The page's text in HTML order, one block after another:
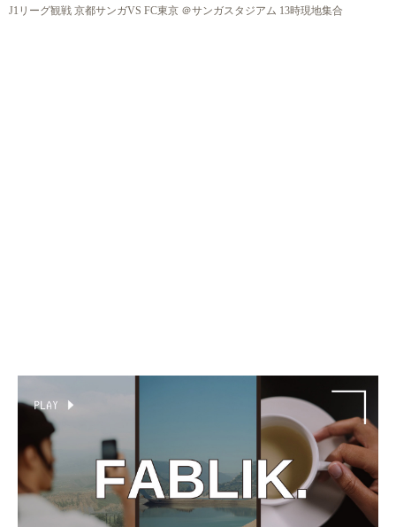
J1リーグ観戦 京都サンガVS FC東京 ＠サンガスタジアム 13時現地集合